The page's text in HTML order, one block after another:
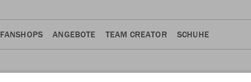
FANSHOPS ANGEBOTE TEAM CREATOR SCHUHE